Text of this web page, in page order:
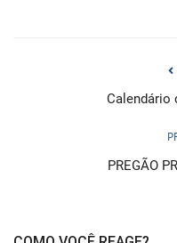
Calendário
PREGÃO